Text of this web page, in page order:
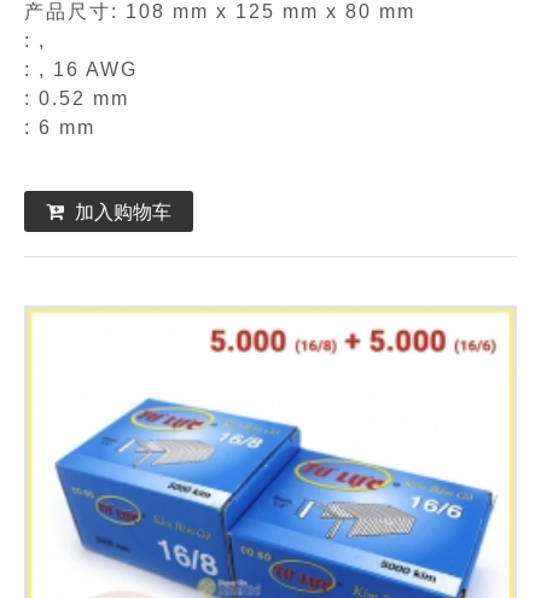
产品尺寸: 108 mm x 125 mm x 80 mm
: ,
: , 16 AWG
: 0.52 mm
: 6 mm
加入购物车